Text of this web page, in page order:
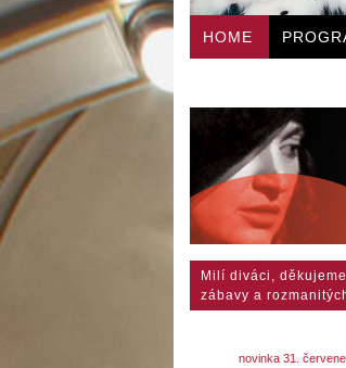
HOME
Milí diváci,
zábavy a
novinka 31.